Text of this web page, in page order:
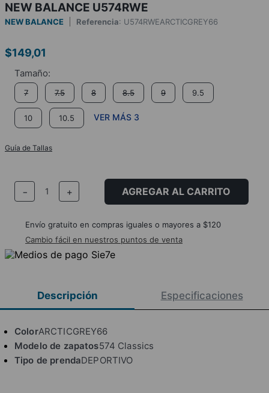
NEW BALANCE U574RWE
NEW BALANCE Referencia: U574RWEARCTICGREY66
$149,01
7 7.5 8 8.5 9 9.5
10 10.5 VER MÁS 3
Guía de Tallas
＋
－ AGREGAR AL CARRITO
Envío gratuito en compras iguales o mayores a $120
Cambio fácil en nuestros puntos de venta
Descripción Especificaciones
ColorARCTICGREY66
Modelo de zapatos574 Classics
Tipo de prendaDEPORTIVO